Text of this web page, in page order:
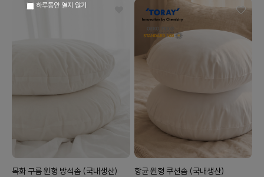
목화 구름 원형 방석솜 (국내생산) 항균 원형 쿠션솜 (국내생산)
하루동안 열지 않기